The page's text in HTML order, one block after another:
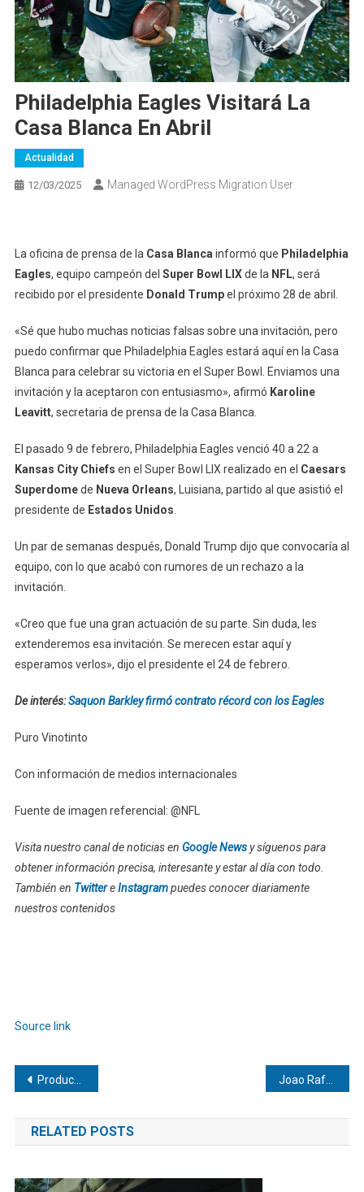
Philadelphia Eagles Visitará La
Casa Blanca En Abril
Actualidad
12/03/2025 Managed WordPress Migration User
La oficina de prensa de la Casa Blanca informó que Philadelphia
Eagles, equipo campeón del Super Bowl LIXde la NFL, será
recibido por el presidente Donald Trumpel próximo 28 de abril.
«Sé que hubo muchas noticias falsas sobre una invitación, pero
puedo confirmar que Philadelphia Eagles estará aquí en la Casa
Blanca para celebrar su victoria en el Super Bowl. Enviamos una
invitación y la aceptaron con entusiasmo», afirmó Karoline
Leavitt, secretaria de prensa de la Casa Blanca.
El pasado 9 de febrero, Philadelphia Eagles venció 40 a 22 a
Kansas City Chiefs en el Super Bowl LIX realizado en el Caesars
Superdomede Nueva Orleans, Luisiana, partido al que asistió el
presidente de Estados Unidos
Un par de semanas después, Donald Trump dijo que convocaría al
equipo, con lo que acabó con rumores de un rechazo a la
invitación.
«Creo que fue una gran actuación de su parte. Sin duda, les
extenderemos esa invitación. Se merecen estar aquí y
esperamos verlos», dijo el presidente el 24 de febrero.
De interés:Saquon Barkley firmó contrato récord con los Eagles
Puro Vinotinto
Con información de medios internacionales
Fuente de imagen referencial: @NFL
Visita nuestro canal de noticias en Google Newsy síguenos para
obtener información precisa, interesante y estar al día con todo.
También en TwittereInstagrampuedes conocer diariamente
nuestros contenidos
Source link
Navegación
de
entradas
Producción petrolera en el país se mantiene sobre el millón de barriles diarios
RELATED POSTS